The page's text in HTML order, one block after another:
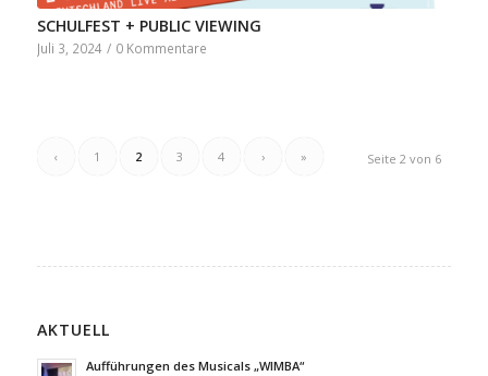
SCHULFEST + PUBLIC VIEWING
Juli 3, 2024 / 0 Kommentare
Seite 2 von 6
‹ 1 2 3 4 › »
AKTUELL
Aufführungen des Musicals „WIMBA“